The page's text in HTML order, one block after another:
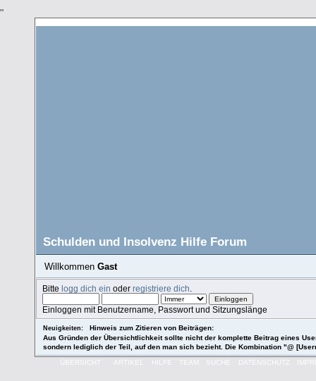
"
Schulden und Insolvenz Hilfe Forum
Willkommen Gast
Bittelogg dich ein oderregistriere dich
Einloggen mit Benutzername, Passwort und Sitzungslänge
Neuigkeiten:
Hinweis zum Zitieren von Beiträgen:
Aus Gründen der Übersichtlichkeit sollte nicht der komplette Beitrag eines
sondern lediglich der Teil, auf den man sich bezieht. Die Kombination "@
ÜBERSICHT ARTIKEL HILFE TEAM SUCHE DATENSCHUTZ